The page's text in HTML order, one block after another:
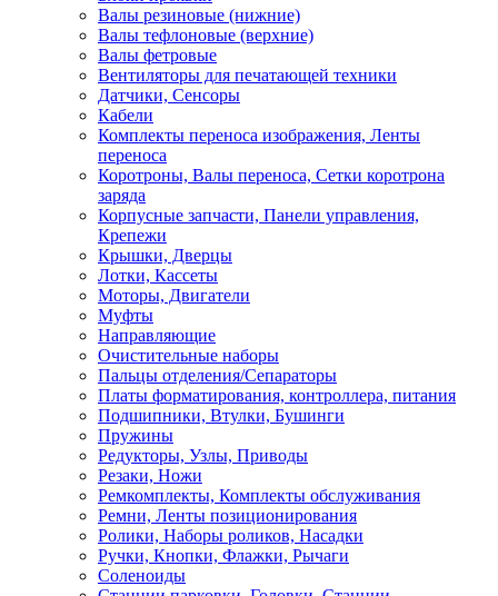
Валы резиновые (нижние)
Валы тефлоновые (верхние)
Валы фетровые
Вентиляторы для печатающей техники
Датчики, Сенсоры
Кабели
Комплекты переноса изображения, Ленты
переноса
Коротроны, Валы переноса, Сетки коротрона
заряда
Корпусные запчасти, Панели управления,
Крепежи
Крышки, Дверцы
Лотки, Кассеты
Моторы, Двигатели
Муфты
Направляющие
Очистительные наборы
Пальцы отделения/Сепараторы
Платы форматирования, контроллера, питания
Подшипники, Втулки, Бушинги
Пружины
Редукторы, Узлы, Приводы
Резаки, Ножи
Ремкомплекты, Комплекты обслуживания
Ремни, Ленты позиционирования
Ролики, Наборы роликов, Насадки
Ручки, Кнопки, Флажки, Рычаги
Соленоиды